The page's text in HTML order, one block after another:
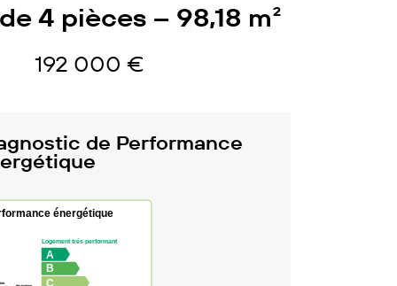
4 pièces – 98,18 m²
192 000 €
de Performance